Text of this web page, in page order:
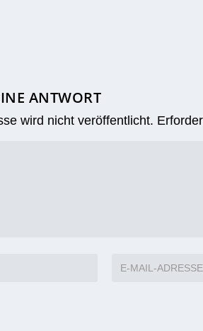
ANTWORT
wird nicht veröffentlicht.